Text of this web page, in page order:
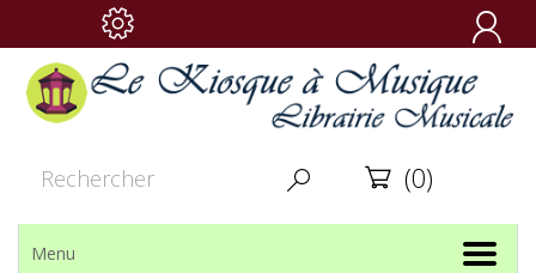

  (0)
Menu